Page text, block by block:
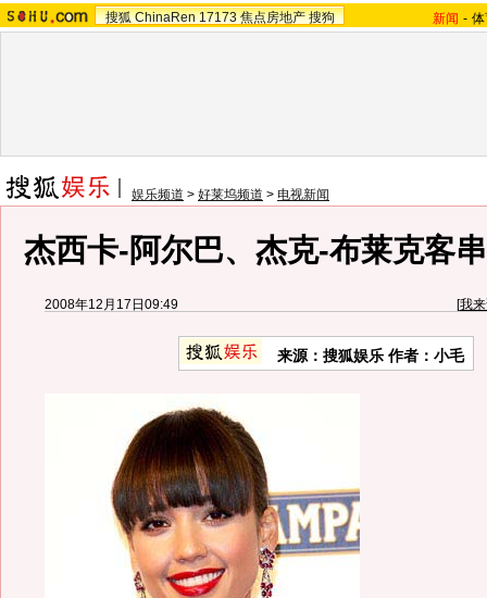
搜狐 ChinaRen 17173 焦点房地产 搜狗 新闻 -
娱乐频道 > 好莱坞频道 > 电视新闻
杰西卡-阿尔巴、杰克-布莱克客
2008年12月17日09:49 [我
来源：搜狐娱乐 作者：小毛